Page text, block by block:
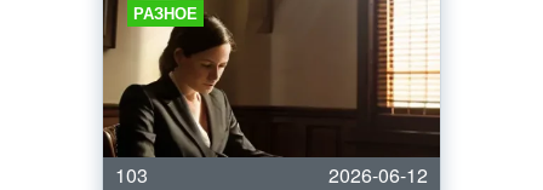
РАЗНОЕ
103
2026-06-12